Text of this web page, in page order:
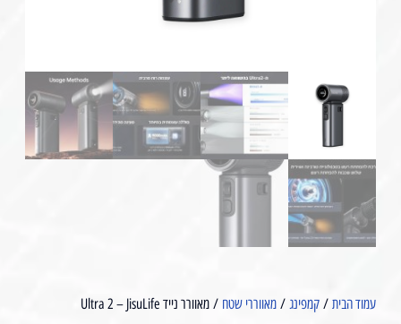
עמוד הבית/ קמפינג/ מאווררי שטח / מאוורר נייד Ultra 2 – JisuLife